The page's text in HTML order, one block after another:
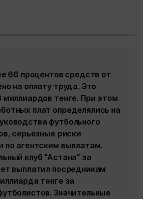
66 процентов средств от
на оплату труда. Это
миллиардов тенге. При этом
плат определялись на
футбольного
серьезные риски
по агентским выплатам.
клуб "Астана" за
выплатил посредникам
тенге за
Значительные